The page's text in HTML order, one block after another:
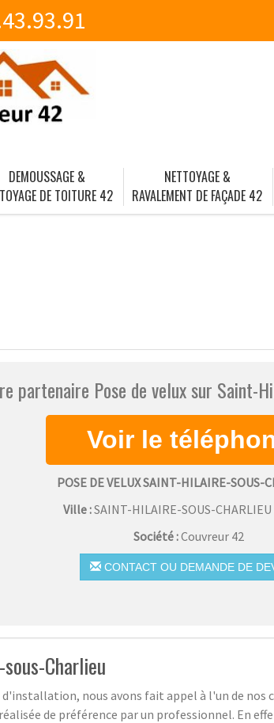
DEMOUSSAGE &
DE TOITURE 42
NETTOYAGE &
RAVALEMENT DE FAÇADE 42
partenaire Pose de velux sur Saint-
POSE DE VELUX SAINT-HILAIRE-SOUS-
Ville :SAINT-HILAIRE-SOUS-CHARLIEU
Société :Couvreur 42
CONTACT OU DEMANDE DE
Charlieu
nous avons fait appel à l'un de nos
de préférence par un professionnel. En